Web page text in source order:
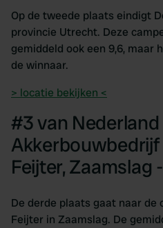
Op de tweede plaats eindigt
provincie Utrecht. Deze
gemiddeld ook een 9,6, maar
de winnaar.
> locatie bekijken <
#3 van Nederland
Akkerbouwbedrijf
Feijter, Zaamslag
De derde plaats gaat naar de
Feijter in Zaamslag. De